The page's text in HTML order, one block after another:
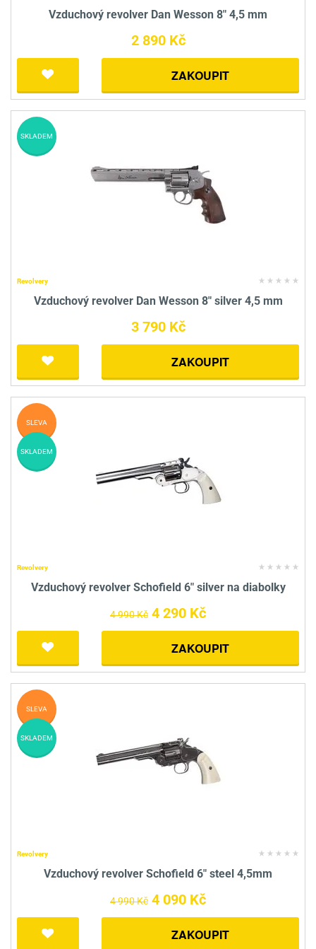
Vzduchový revolver Dan Wesson 8" 4,5 mm
2 890 Kč
ZAKOUPIT
Revolvery
Vzduchový revolver Dan Wesson 8" silver 4,5 mm
3 790 Kč
ZAKOUPIT
SKLADEM
Revolvery
Vzduchový revolver Schofield 6" silver na diabolky
4 990 Kč 4 290 Kč
ZAKOUPIT
SLEVA
SKLADEM
Revolvery
Vzduchový revolver Schofield 6" steel 4,5mm
4 990 Kč 4 090 Kč
ZAKOUPIT
SLEVA
SKLADEM